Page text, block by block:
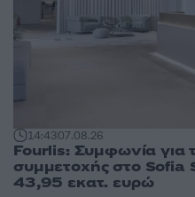
14:4307.08.26
Fourlis: Συμφωνία για
συμμετοχής στο Sofia
43,95 εκατ. ευρώ